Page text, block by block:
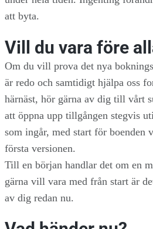
att byta.
Vill du vara före
Om du vill prova det nya
är redo och samtidigt hjälpa oss
härnäst, hör gärna av dig till vårt
att öppna upp tillgången stegvis
som ingår, med start för boenden
första versionen.
Till en början handlar det om en
gärna vill vara med från start är
av dig redan nu.